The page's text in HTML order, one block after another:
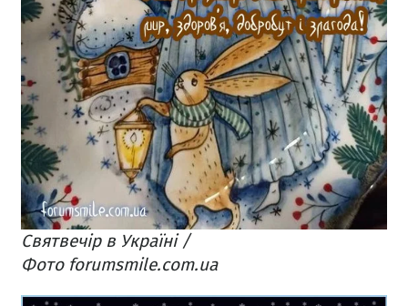
Святвечір в Україні /
Фото forumsmile.com.ua